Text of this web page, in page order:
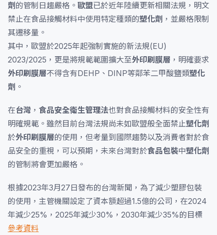
劑 的管制日趨嚴格。 歐盟已於近年陸續更新相關法規，明文
禁止在食品接觸材料中使用特定種類的塑化劑 ，並嚴格限制
其遷移量。
其中，歐盟於2025年起強制實施的新法規(EU)
2023/2025，更是將規範範圍擴大至外印刷膜層 ，明確要求
外印刷膜層不得含有DEHP、DINP等鄰苯二甲酸鹽類塑化
劑 。
在台灣 ， 食品安全衛生管理法也對食品接觸材料的安全性有
明確規範。雖然目前台灣法規尚未如歐盟般全面禁止塑化劑
於外印刷膜層的使用，但考量到國際趨勢以及消費者對於食
品安全的重視，可以預期，未來台灣對於食品包裝中塑化劑
的管制將會更加嚴格。
根據2023年3月27日發布的台灣新聞，為了減少塑膠包裝
的使用，主管機關設定了資本額超過1.5億的公司，在2024
年減少25%，2025年減少30%，2030年減少35%的目標
參考資料